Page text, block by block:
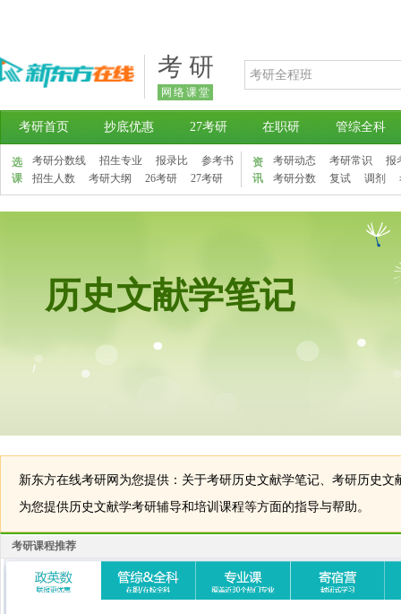
考 研
网络课堂
考研首页 抄底优惠 27考研 在职研 管综全科
选
课
考研分数线 招生专业 报录比
参考书
招生人数
考研大纲 26考研 27考研
资
讯
考研动态 考研常识
报
考研分数
复试 调剂
历史文献学笔记
新东方在线考研网为您提供：关于考研历史文献学笔记、考研历史文
为您提供历史文献学考研辅导和培训课程等方面的指导与帮助。
考研课程推荐